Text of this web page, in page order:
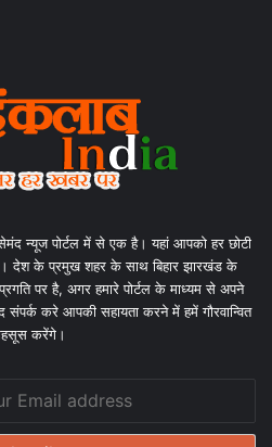
न्यूज पोर्टल में से एक है। यहां आपको हर छोटी
देश के प्रमुख शहर के साथ बिहार झारखंड के
प्रगति पर है, अगर हमारे पोर्टल के माध्यम से अपने
संपर्क करे आपकी सहायता करने में हमें गौरवान्वित
करेंगे।